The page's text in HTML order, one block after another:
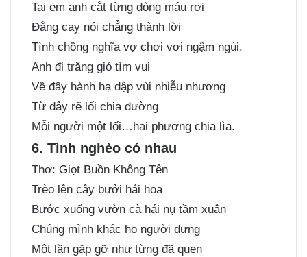
Tai em anh cắt từng dòng máu rơi
Đắng cay nói chẳng thành lời
Tình chồng nghĩa vợ chơi vơi ngậm ngùi.
Anh đi trăng gió tìm vui
Về đây hành hạ dập vùi nhiễu nhương
Từ đây rẽ lối chia đường
Mỗi người một lối…hai phương chia lìa.
6. Tình nghèo có nhau
Thơ: Giọt Buồn Không Tên
Trèo lên cây bưởi hái hoa
Bước xuống vườn cà hái nụ tầm xuân
Chúng mình khác họ người dưng
Một lần gặp gỡ như từng đã quen